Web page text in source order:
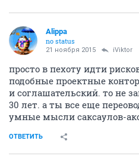
Alippa
no status
21 ноября 2015 iViktor
просто в пехоту идти
подобные проектные
и соглашательский. то не
30 лет. а ты все еще
умные мысли саксаулов-
ОТВЕТИТЬ